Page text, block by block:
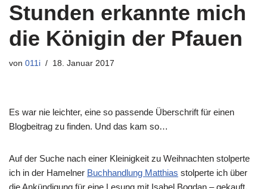
Stunden erkannte mich
die Königin der Pfauen
von 011i 18. Januar 2017
Es war nie leichter, eine so passende Überschrift für einen
Blogbeitrag zu finden. Und das kam so…
Auf der Suche nach einer Kleinigkeit zu Weihnachten stolperte
ich in der Hamelner Buchhandlung Matthias stolperte ich über
die Ankündigung für eine Lesung mit Isabel Bogdan – gekauft,